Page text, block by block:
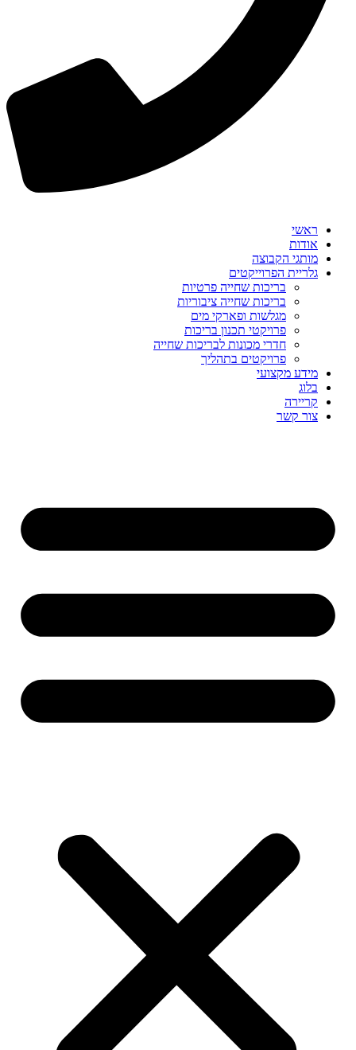
ראשי
אודות
מותגי הקבוצה
גלריית הפרוייקטים
בריכות שחייה פרטיות
בריכות שחייה ציבוריות
מגלשות ופארקי מים
פרויקטי תכנון בריכות
חדרי מכונות לבריכות שחייה
פרויקטים בתהליך
מידע מקצועי
בלוג
קריירה
צור קשר